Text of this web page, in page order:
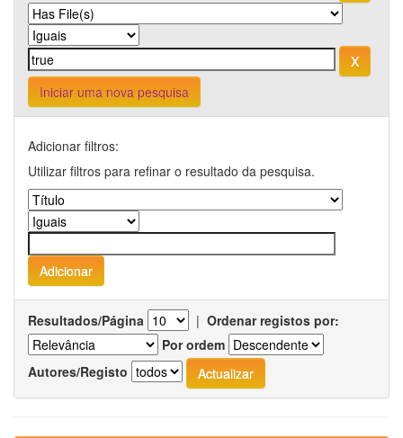
Iniciar uma nova pesquisa
Adicionar filtros:
Utilizar filtros para refinar o resultado da pesquisa.
Resultados/Página | Ordenar registos por:
Por ordem
Autores/Registo